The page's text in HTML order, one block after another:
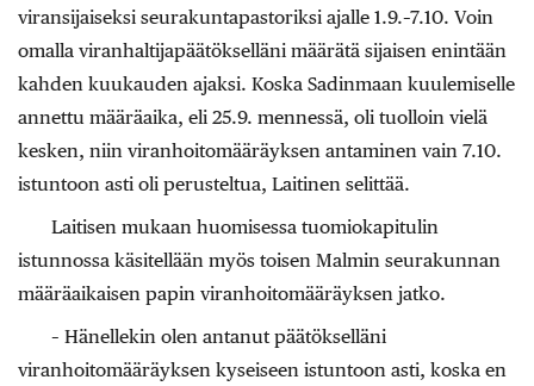
viransijaiseksi seurakuntapastoriksi ajalle 1.9.–7.10. Voin
omalla viranhaltijapäätökselläni määrätä sijaisen enintään
kahden kuukauden ajaksi. Koska Sadinmaan kuulemiselle
annettu määräaika, eli 25.9. mennessä, oli tuolloin vielä
kesken, niin viranhoitomääräyksen antaminen vain 7.10.
istuntoon asti oli perusteltua, Laitinen selittää.
Laitisen mukaan huomisessa tuomiokapitulin
istunnossa käsitellään myös toisen Malmin seurakunnan
määräaikaisen papin viranhoitomääräyksen jatko.
– Hänellekin olen antanut päätökselläni
viranhoitomääräyksen kyseiseen istuntoon asti, koska en